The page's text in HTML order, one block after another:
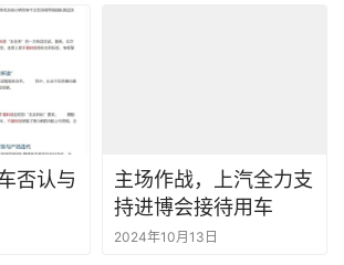
否认与
主场作战，上汽全力支
持进博会接待用车
2024年10月13日